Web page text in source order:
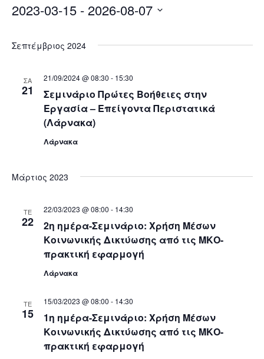
2023-03-15 - 2026-08-07
date.
Σεπτέμβριος 2024
ΣΑ
21
Σεμινάριο Πρώτες Βοήθειες στην
Εργασία – Επείγοντα Περιστατικά
(Λάρνακα)
21/09/2024 @ 08:30 - 15:30
Λάρνακα
Μάρτιος 2023
ΤΕ
22
2η ημέρα-Σεμινάριο: Χρήση Μέσων
Κοινωνικής Δικτύωσης από τις ΜΚΟ-
πρακτική εφαρμογή
22/03/2023 @ 08:00 - 14:30
Λάρνακα
ΤΕ
15
1η ημέρα-Σεμινάριο: Χρήση Μέσων
Κοινωνικής Δικτύωσης από τις ΜΚΟ-
πρακτική εφαρμογή
15/03/2023 @ 08:00 - 14:30